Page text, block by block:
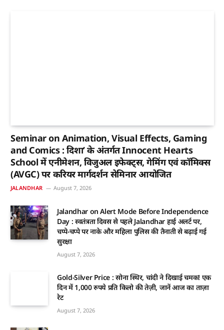
Seminar on Animation, Visual Effects, Gaming
and Comics : दिशा’ के अंतर्गत Innocent Hearts
School में एनीमेशन, विजुअल इफेक्ट्स, गेमिंग एवं कॉमिक्स
(AVGC) पर करियर मार्गदर्शन सेमिनार आयोजित
JALANDHAR August 7, 2026
Jalandhar on Alert Mode Before Independence
Day : स्वतंत्रता दिवस से पहले Jalandhar हाई अलर्ट पर,
चप्पे-चप्पे पर नाके और महिला पुलिस की तैनाती से बढ़ाई गई
सुरक्षा
August 7, 2026
Gold-Silver Price : सोना स्थिर, चांदी ने दिखाई चमक! एक
दिन में 1,000 रुपये प्रति किलो की तेज़ी, जानें आज का ताज़ा
रेट
August 7, 2026